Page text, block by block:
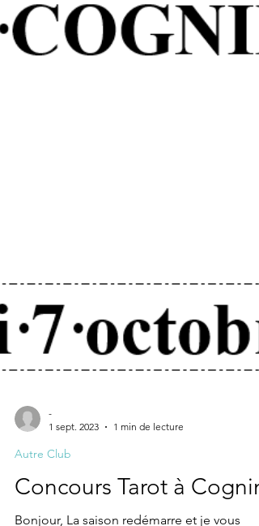
1 sept. 2023
1 min de lecture
Autre Club